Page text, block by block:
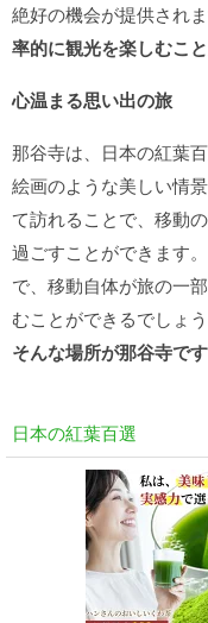
絶好の機会が提供されま
率的に観光を楽しむこ
心温まる思い出の旅
那谷寺は、日本の紅葉
絵画のような美しい情
て訪れることで、移動
過ごすことができます
で、移動自体が旅の一
むことができるでしょう
そんな場所が那谷寺です
日本の紅葉百選